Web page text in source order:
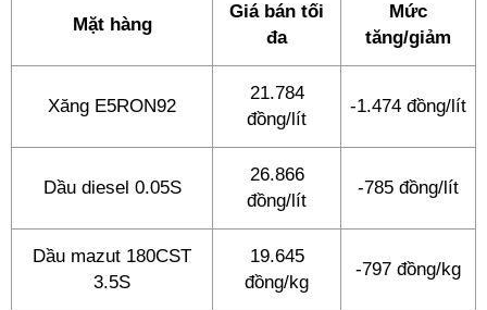
Mặt hàng
Giá bán tối
đa
Mức
tăng/giảm
Xăng E5RON92
21.784
đồng/lít
-1.474 đồng/lít
Dầu diesel 0.05S
26.866
đồng/lít
-785 đồng/lít
Dầu mazut 180CST
3.5S
19.645
đồng/kg
-797 đồng/kg